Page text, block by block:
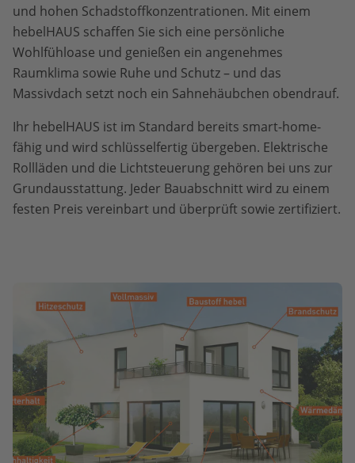
und hohen Schadstoffkonzentrationen. Mit einem
hebelHAUS schaffen Sie sich eine persönliche
Wohlfühloase und genießen ein angenehmes
Raumklima sowie Ruhe und Schutz – und das
Massivdach setzt noch ein Sahnehäubchen obendrauf.
Ihr hebelHAUS ist im Standard bereits smart-home-
fähig und wird schlüsselfertig übergeben. Elektrische
Rollläden und die Lichtsteuerung gehören bei uns zur
Grundausstattung. Jeder Bauabschnitt wird zu einem
festen Preis vereinbart und überprüft sowie zertifiziert.